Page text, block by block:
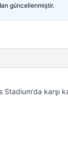
güncellenmiştir.
karşı